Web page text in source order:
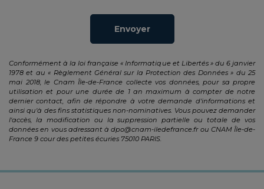
Envoyer
Conformément à la loi française « Informatique et Libertés » du 6 janvier
1978 et au « Règlement Général sur la Protection des Données » du 25
mai 2018, le Cnam Île-de-France collecte vos données, pour sa propre
utilisation et pour une durée de 1 an maximum à compter de notre
dernier contact, afin de répondre à votre demande d'informations et
ainsi qu'à des fins statistiques non-nominatives. Vous pouvez demander
l'accès, la modification ou la suppression partielle ou totale de vos
données en vous adressant àdpo@cnam-iledefrance.frou CNAM Île-de-
France 9 cour des petites écuries 75010 PARIS.